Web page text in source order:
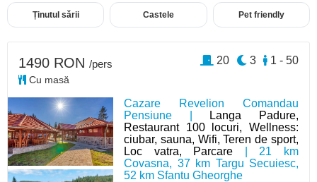
Ținutul sării Castele Pet friendly
Cazare Revelion Comandau
Pensiune |
Langa Padure,
Restaurant 100 locuri, Wellness:
ciubar, sauna, Wifi, Teren de sport,
Loc vatra, Parcare | 21 km
Covasna, 37 km Targu Secuiesc,
52 km Sfantu Gheorghe
1490 RON /pers
Cu masă
1 - 50
3
20